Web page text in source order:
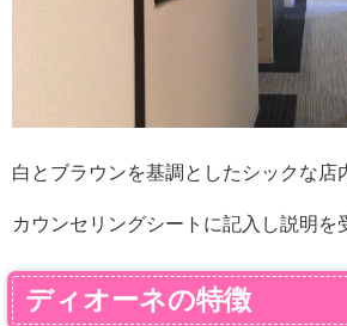
白とブラウンを基調としたシックな店
カウンセリングシートに記入し説明を
ディオーネの特徴